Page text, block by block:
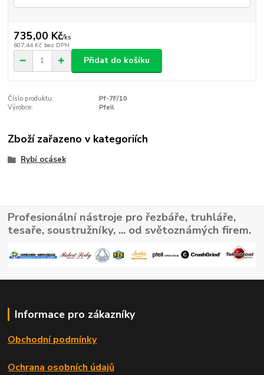
735,00 Kč/ks
607,44 Kč bez DPH
Přidat do košíku
Číslo produktu:
Pf-7F/10
Výrobce:
Pfeil
Zboží zařazeno v kategoriích
Rybí ocásek
Profesionální nástroje pro řezbáře, truhláře,
tesaře, soustružníky, ... od světoznámých firem.
Informace pro zákazníky
Obchodní podmínky
Ochrana osobních údajů